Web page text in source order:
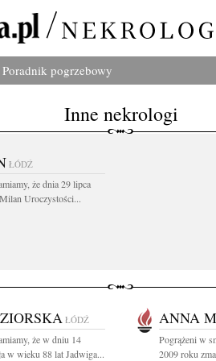
Poradnik pogrzebowy
Inne nekrologi
ŁÓDŹ
że dnia 29 lipca
Uroczystości...
ŁÓDŹ
że w dniu 14
w wieku 88 lat Jadwiga...
ANNA
Pogrążeni w
2009 roku